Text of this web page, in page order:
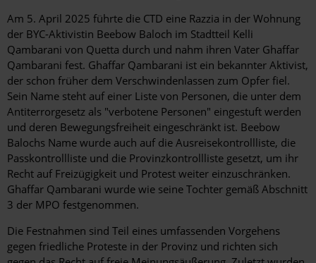
Am 5. April 2025 führte die CTD eine Razzia in der Wohnung
der BYC-Aktivistin Beebow Baloch im Stadtteil Kelli
Qambarani von Quetta durch und nahm ihren Vater Ghaffar
Qambarani fest. Ghaffar Qambarani ist ein bekannter Aktivist,
der schon früher dem Verschwindenlassen zum Opfer fiel.
Sein Name steht auf einer Liste von Personen, die unter dem
Antiterrorgesetz als "verbotene Personen" eingestuft werden
und deren Bewegungsfreiheit eingeschränkt ist. Beebow
Balochs Name wurde auch auf die Ausreisekontrollliste, die
Passkontrollliste und die Provinzkontrollliste gesetzt, um ihr
Recht auf Freizügigkeit und Protest weiter einzuschränken.
Ghaffar Qambarani wurde wie seine Tochter gemäß Abschnitt
3 der MPO festgenommen.
Die Festnahmen sind Teil eines umfassenden Vorgehens
gegen friedliche Proteste in der Provinz und richten sich